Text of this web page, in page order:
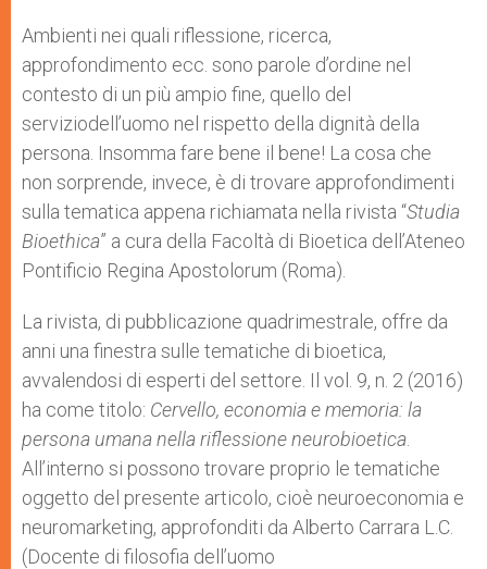
Ambienti nei quali riflessione, ricerca,
approfondimento ecc. sono parole d’ordine nel
contesto di un più ampio fine, quello del
serviziodell’uomo nel rispetto della dignità della
persona. Insomma fare bene il bene! La cosa che
non sorprende, invece, è di trovare approfondimenti
sulla tematica appena richiamata nella rivista “Studia
Bioethica” a cura della Facoltà di Bioetica dell’Ateneo
Pontificio Regina Apostolorum (Roma).
La rivista, di pubblicazione quadrimestrale, offre da
anni una finestra sulle tematiche di bioetica,
avvalendosi di esperti del settore. Il vol. 9, n. 2 (2016)
ha come titolo: Cervello, economia e memoria: la
persona umana nella riflessione neurobioetica
All’interno si possono trovare proprio le tematiche
oggetto del presente articolo, cioè neuroeconomia e
neuromarketing, approfonditi da Alberto Carrara L.C.
(Docente di filosofia dell’uomo